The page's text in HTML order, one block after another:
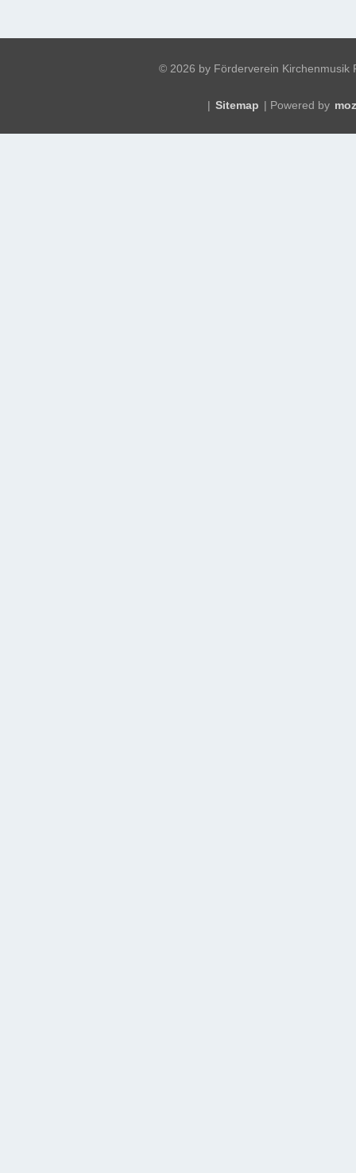
© 2026 by Förderverein Kirchenmusik
| Sitemap | Powered by